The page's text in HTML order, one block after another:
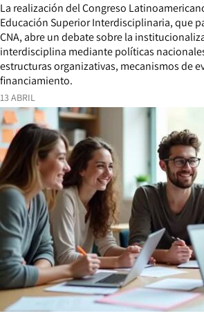
13 ABRIL
La realización del Congreso
Educación Superior Interdisciplinaria, que
CNA, abre un debate sobre la
interdisciplina mediante políticas
estructuras organizativas, mecanismos de
financiamiento.